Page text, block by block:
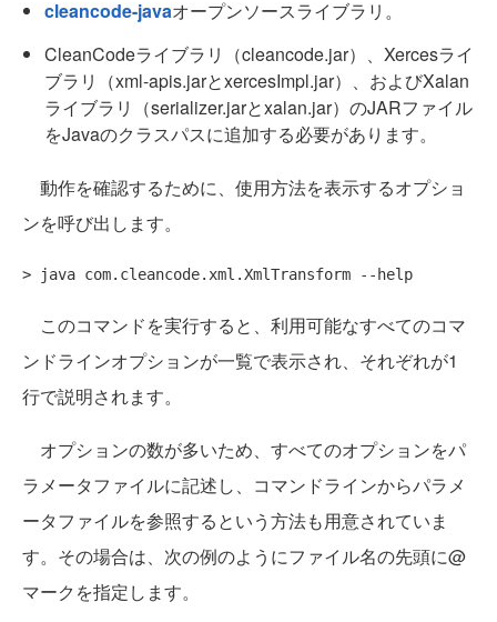
cleancode-javaオープンソースライブラリ。
CleanCodeライブラリ（cleancode.jar）、Xercesライ
ブラリ（xml-apis.jarとxercesImpl.jar）、およびXalan
ライブラリ（serializer.jarとxalan.jar）のJARファイル
をJavaのクラスパスに追加する必要があります。
動作を確認するために、使用方法を表示するオプショ
ンを呼び出します。
このコマンドを実行すると、利用可能なすべてのコマ
ンドラインオプションが一覧で表示され、それぞれが1
行で説明されます。
オプションの数が多いため、すべてのオプションをパ
ラメータファイルに記述し、コマンドラインからパラメ
ータファイルを参照するという方法も用意されていま
す。その場合は、次の例のようにファイル名の先頭に@
マークを指定します。